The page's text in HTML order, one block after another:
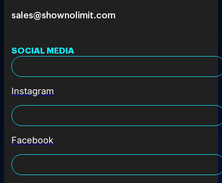
sales@shownolimit.com
SOCIAL MEDIA
Instagram
Facebook